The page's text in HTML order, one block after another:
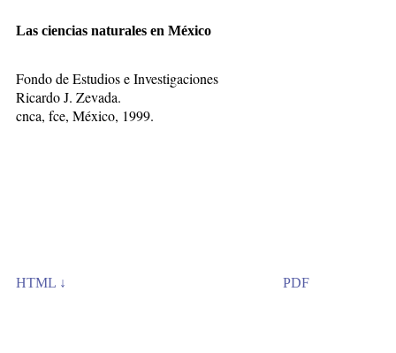
Las ciencias naturales en México
Fondo de Estudios e Investigaciones
Ricardo J. Zevada.
cnca, fce, México, 1999.
HTML ↓ PDF